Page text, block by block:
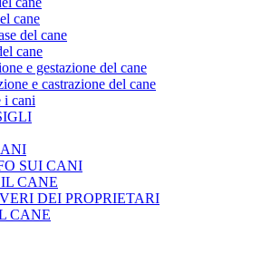
cane
del cane
cane
e gestazione del cane
e castrazione del cane
i cani
SUI CANI
CANE
DEI PROPRIETARI
CANE